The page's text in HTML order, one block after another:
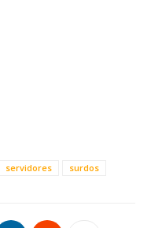
servidores surdos